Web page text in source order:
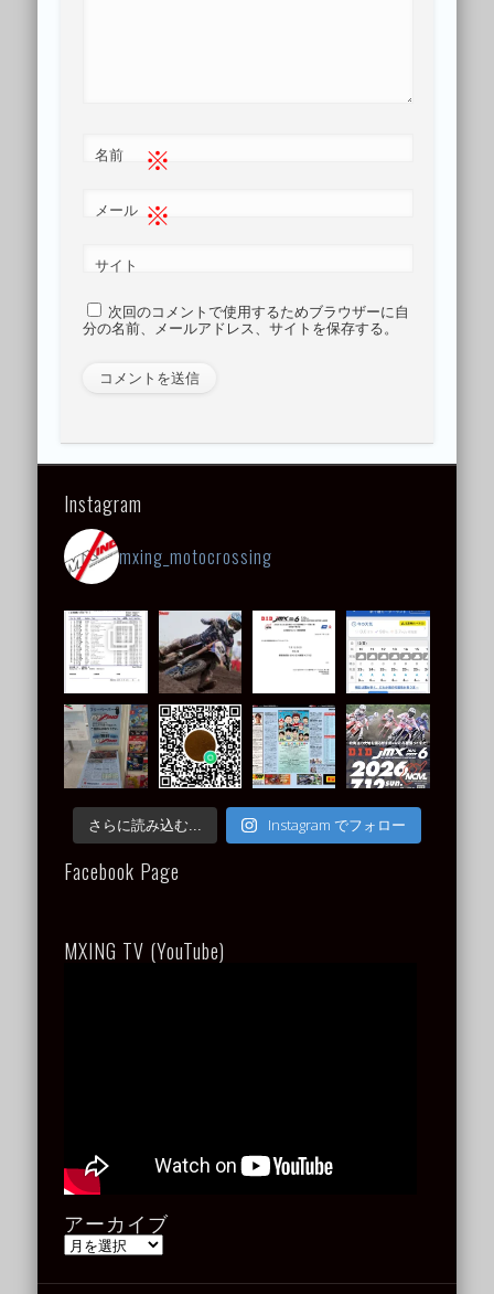
名前 ※
メール ※
サイト
次回のコメントで使用するためブラウザーに自
分の名前、メールアドレス、サイトを保存する。
Instagram
mxing_motocrossing
さらに読み込む... Instagram でフォロー
Facebook Page
MXING TV (YouTube)
アーカイブ
ア
ー